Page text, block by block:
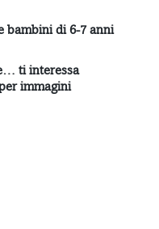
bambini di 6-7 anni
ti interessa
immagini